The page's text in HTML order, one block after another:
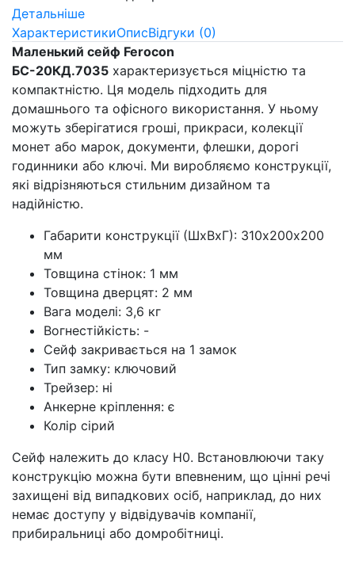
Детальніше
ХарактеристикиОписВідгуки (0)
Маленький сейф Ferocon
БС-20КД.7035 характеризується міцністю та
компактністю. Ця модель підходить для
домашнього та офісного використання. У ньому
можуть зберігатися гроші, прикраси, колекції
монет або марок, документи, флешки, дорогі
годинники або ключі. Ми виробляємо конструкції,
які відрізняються стильним дизайном та
надійністю.
Габарити конструкції (ШхВхГ): 310х200х200
мм
Товщина стінок: 1 мм
Товщина дверцят: 2 мм
Вага моделі: 3,6 кг
Вогнестійкість: -
Сейф закривається на 1 замок
Тип замку: ключовий
Трейзер: ні
Анкерне кріплення: є
Колір сірий
Сейф належить до класу Н0. Встановлюючи таку
конструкцію можна бути впевненим, що цінні речі
захищені від випадкових осіб, наприклад, до них
немає доступу у відвідувачів компанії,
прибиральниці або домробітниці.